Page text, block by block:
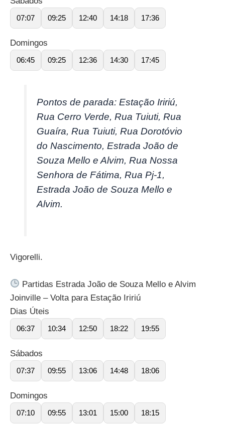
07:07 09:25 12:40 14:18 17:36
Domingos
06:45 09:25 12:36 14:30 17:45
Pontos de parada: Estação Iririú,
Rua Cerro Verde, Rua Tuiuti, Rua
Guaíra, Rua Tuiuti, Rua Dorotóvio
do Nascimento, Estrada João de
Souza Mello e Alvim, Rua Nossa
Senhora de Fátima, Rua Pj-1,
Estrada João de Souza Mello e
Alvim.
Vigorelli.
Partidas Estrada João de Souza Mello e Alvim
Joinville – Volta para Estação Iririú
Dias Úteis
06:37 10:34 12:50 18:22 19:55
Sábados
07:37 09:55 13:06 14:48 18:06
Domingos
07:10 09:55 13:01 15:00 18:15